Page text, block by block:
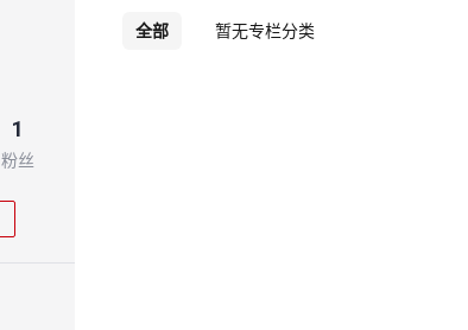
1
粉丝
全部 暂无专栏分类